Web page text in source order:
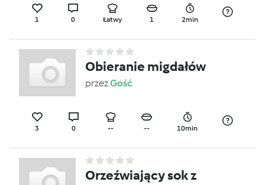
1 0 Łatwy 1 2min
Obieranie migdałów
przezGość
3 0 -- -- 10min
Orzeźwiający sok z